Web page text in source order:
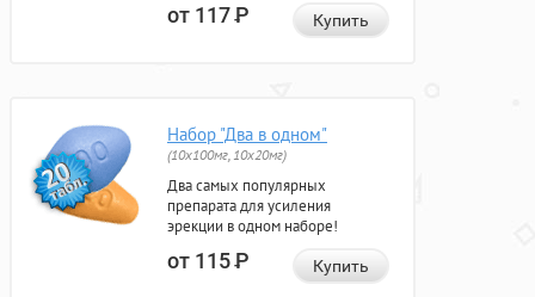
от 117Р Купить
Набор "Два в одном"
(10x100мг, 10x20мг)
Два самых популярных
препарата для усиления
эрекции в одном наборе!
от 115Р Купить